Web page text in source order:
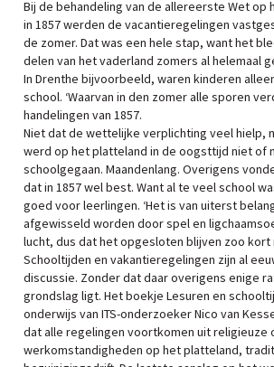
Bij de behandeling van de allereerste Wet op
in 1857 werden de vacantieregelingen
de zomer. Dat was een hele stap, want het
delen van het vaderland zomers al helemaal
In Drenthe bijvoorbeeld, waren kinderen
school. ‘Waarvan in den zomer alle sporen
handelingen van 1857.
Niet dat de wettelijke verplichting veel hielp,
werd op het platteland in de oogsttijd niet of
schoolgegaan. Maandenlang. Overigens
dat in 1857 wel best. Want al te veel school
goed voor leerlingen. ‘Het is van uiterst
afgewisseld worden door spel en
lucht, dus dat het opgesloten blijven zoo kort
Schooltijden en vakantieregelingen zijn al
discussie. Zonder dat daar overigens enige
grondslag ligt. Het boekje Lesuren en
onderwijs van ITS-onderzoeker Nico van
dat alle regelingen voortkomen uit religieuze
werkomstandigheden op het platteland,